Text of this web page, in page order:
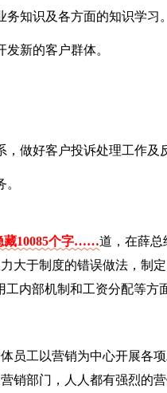
知识及各方面的知识学习。
新的客户群体。
做好客户投诉处理工作及
10085个字……道，在薛总
大于制度的错误做法，制
内部机制和工资分配等方
员工以营销为中心开展各
销部门，人人都有强烈的